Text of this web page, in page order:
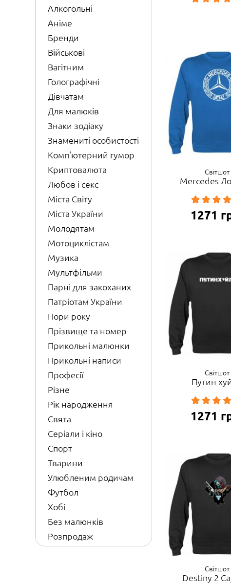
Алкогольні
Аніме
Бренди
Військові
Вагітним
Голографічні
Дівчатам
Для малюків
Знаки зодіаку
Знамениті особистості
Комп'ютерний гумор
Криптовалюта
Любов і секс
Міста Світу
Міста України
Молодятам
Мотоциклістам
Музика
Мультфільми
Парні для закоханих
Патріотам України
Пори року
Прізвище та номер
Прикольні малюнки
Прикольні написи
Професії
Різне
Рік народження
Свята
Серіали і кіно
Спорт
Тварини
Улюбленим родичам
Футбол
Хобі
Без малюнків
Розпродаж
Світшот
Mercedes
1271
Світшот
Путин
1271
Світшот
Destiny 2